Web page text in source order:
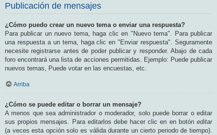
Publicación de mensajes
¿Cómo puedo crear un nuevo tema o enviar una respuesta?
Para publicar un nuevo tema, haga clic en "Nuevo tema". Para publicar
una respuesta a un tema, haga clic en "Enviar respuesta". Seguramente
necesite registrarse antes de poder publicar y responder. Abajo de cada
foro encontrará una lista de acciones permitidas. Ejemplo: Puede publicar
nuevos temas, Puede votar en las encuestas, etc.
Arriba
¿Cómo se puede editar o borrar un mensaje?
A menos que sea administrador o moderador, solo puede borrar o editar
sus propios mensajes. Para editarlos debe hacer clic en en botón editar
(a veces esta opción solo es válida durante un cierto periodo de tiempo).